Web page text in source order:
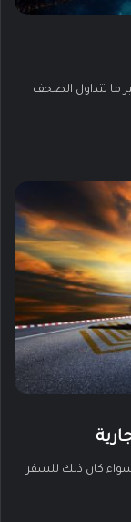
ما تتداول الصحف
سواء كان ذلك للسفر